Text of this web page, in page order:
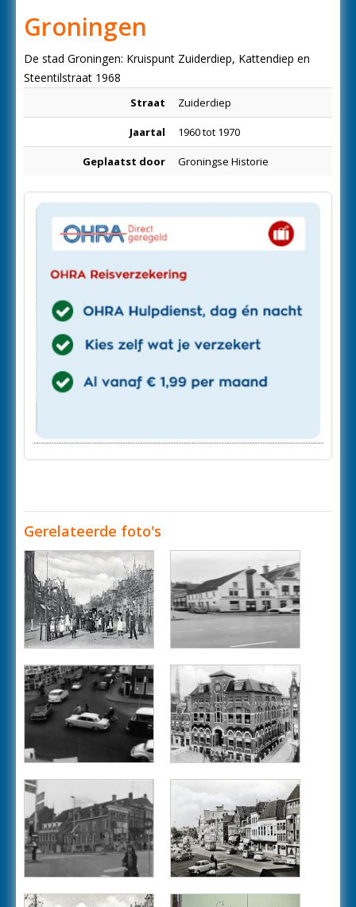
Groningen
De stad Groningen: Kruispunt Zuiderdiep, Kattendiep en
Steentilstraat 1968
Straat Zuiderdiep
Jaartal 1960 tot 1970
Geplaatst door Groningse Historie
Gerelateerde foto's